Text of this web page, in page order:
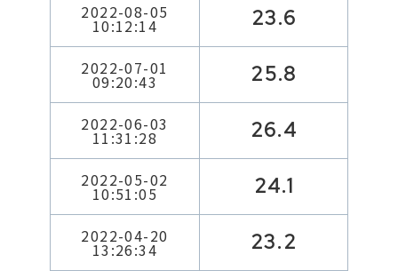
2022-08-05
10:12:14 23.6
2022-07-01
09:20:43 25.8
2022-06-03
11:31:28 26.4
2022-05-02
10:51:05 24.1
2022-04-20
13:26:34 23.2